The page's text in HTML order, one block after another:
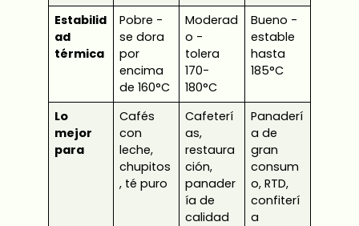
Estabilid
ad
térmica
Pobre -
se dora
por
encima
de 160°C
Moderad
o -
tolera
170-
180°C
Bueno -
estable
hasta
185°C
Lo
mejor
para
Cafés
con
leche,
chupitos
, té puro
Cafeterí
as,
restaura
ción,
panader
ía de
calidad
Panaderí
a de
gran
consum
o, RTD,
confiterí
a